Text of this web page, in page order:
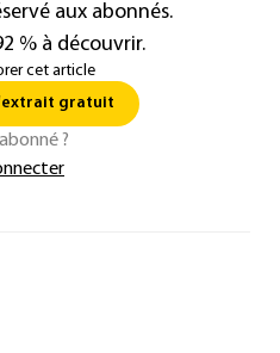
aux abonnés.
% à découvrir.
cet article
gratuit
?